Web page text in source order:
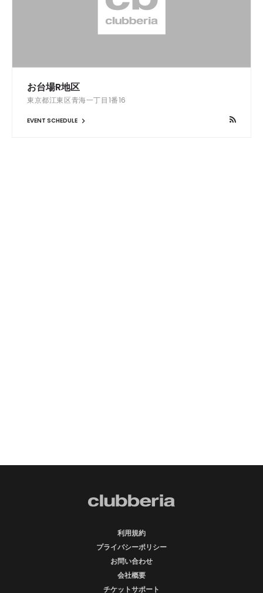
お台場R地区
東京都江東区青海一丁目1番16
EVENT SCHEDULE
利用規約
プライバシーポリシー
お問い合わせ
会社概要
チケットサポート